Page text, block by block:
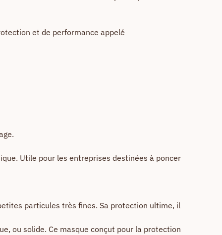
et de performance appelé
Utile pour les entreprises destinées à poncer
particules très fines. Sa protection ultime, il
ou solide. Ce masque conçut pour la protection